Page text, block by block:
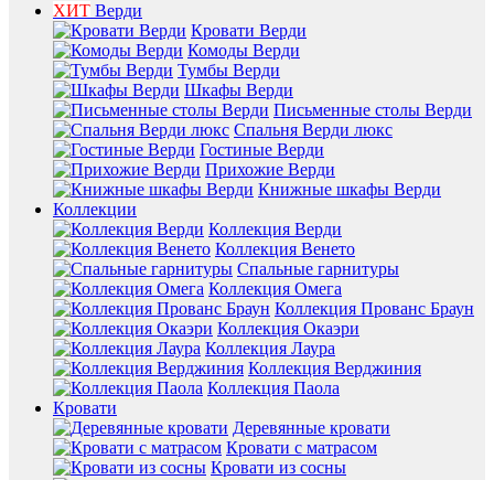
ХИТ Верди
Кровати Верди
Комоды Верди
Тумбы Верди
Шкафы Верди
Письменные столы Верди
Спальня Верди люкс
Гостиные Верди
Прихожие Верди
Книжные шкафы Верди
Коллекции
Коллекция Верди
Коллекция Венето
Спальные гарнитуры
Коллекция Омега
Коллекция Прованс Браун
Коллекция Окаэри
Коллекция Лаура
Коллекция Верджиния
Коллекция Паола
Кровати
Деревянные кровати
Кровати с матрасом
Кровати из сосны